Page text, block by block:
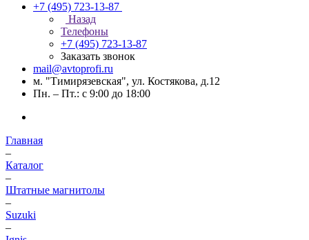
+7 (495) 723-13-87
Назад
Телефоны
+7 (495) 723-13-87
Заказать звонок
mail@avtoprofi.ru
м. "Тимирязевская", ул. Костякова, д.12
Пн. – Пт.: с 9:00 до 18:00
Главная
–
Каталог
–
Штатные магнитолы
–
Suzuki
–